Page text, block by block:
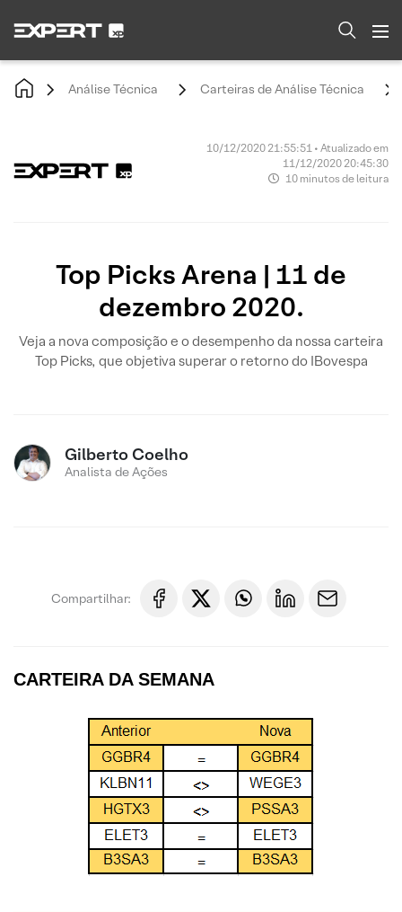
Análise Técnica Carteiras de Análise Técnica
10/12/2020 21:55:51 • Atualizado em
11/12/2020 20:45:30
10 minutos de leitura
Top Picks Arena | 11 de
dezembro 2020.
Veja a nova composição e o desempenho da nossa carteira
Top Picks, que objetiva superar o retorno do IBovespa
Gilberto Coelho
Analista de Ações
Compartilhar:
CARTEIRA DA SEMANA